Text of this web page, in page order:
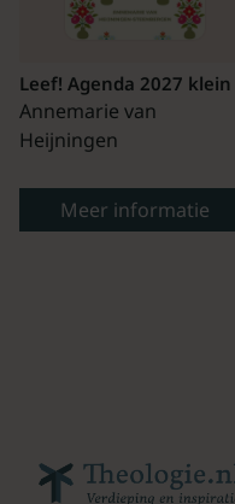
Leef! Agenda 2027 klein
Annemarie van
Heijningen
Meer informatie